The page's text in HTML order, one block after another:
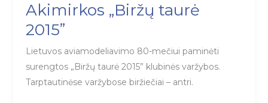
Akimirkos „Biržų taurė
2015”
Lietuvos aviamodeliavimo 80-mečiui paminėti
surengtos „Biržų taurė 2015” klubinės varžybos.
Tarptautinėse varžybose biržiečiai – antri.